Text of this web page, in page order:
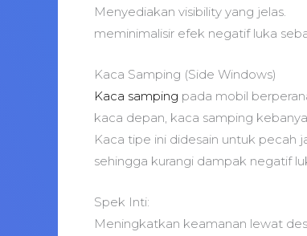
Menyediakan visibility yang jelas.
meminimalisir efek negatif luka
Kaca Samping (Side Windows)
Kaca samping pada mobil
kaca depan, kaca samping
Kaca tipe ini didesain untuk pecah
sehingga kurangi dampak negatif
Spek Inti:
Meningkatkan keamanan lewat